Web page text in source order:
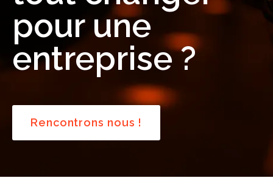
pour une
entreprise ?
Rencontrons nous !